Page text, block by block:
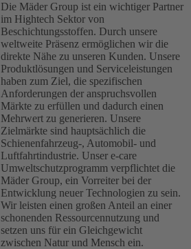
Die Mäder Group ist ein wichtiger Partner
im Hightech Sektor von
Beschichtungsstoffen. Durch unsere
weltweite Präsenz ermöglichen wir die
direkte Nähe zu unseren Kunden. Unsere
Produktlösungen und Serviceleistungen
haben zum Ziel, die spezifischen
Anforderungen der anspruchsvollen
Märkte zu erfüllen und dadurch einen
Mehrwert zu generieren. Unsere
Zielmärkte sind hauptsächlich die
Schienenfahrzeug-, Automobil- und
Luftfahrtindustrie. Unser e-care
Umweltschutzprogramm verpflichtet die
Mäder Group, ein Vorreiter bei der
Entwicklung neuer Technologien zu sein.
Wir leisten einen großen Anteil an einer
schonenden Ressourcennutzung und
setzen uns für ein Gleichgewicht
zwischen Natur und Mensch ein.